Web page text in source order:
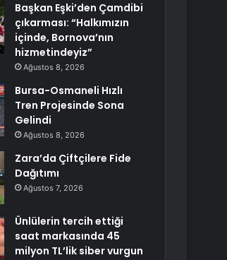
Başkan Eşki’den Çamdibi
çıkarması: “Halkımızın
içinde, Bornova’nın
hizmetindeyiz”
Ağustos 8, 2026
Bursa-Osmaneli Hızlı
Tren Projesinde Sona
Gelindi
Ağustos 8, 2026
Zara’da Çiftçilere Fide
Dağıtımı
Ağustos 7, 2026
Ünlülerin tercih ettiği
saat markasında 45
milyon TL’lik siber vurgun